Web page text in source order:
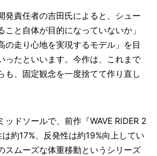
発責任者の吉田氏によると、シュー
と自体が目的になっていないか」
の走り心地を実現するモデル」を目
ったといいます。今作は、これまで
も、固定観念を一度捨てて作り直し
ドソールで、前作『WAVE RIDER 2
約17%、反発性は約19%向上してい
スムーズな体重移動というシリーズ